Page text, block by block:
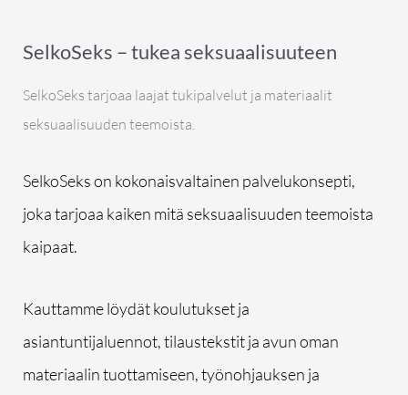
SelkoSeks – tukea seksuaalisuuteen
SelkoSeks tarjoaa laajat tukipalvelut ja materiaalit
seksuaalisuuden teemoista.
SelkoSeks on kokonaisvaltainen palvelukonsepti,
joka tarjoaa kaiken mitä seksuaalisuuden teemoista
kaipaat.
Kauttamme löydät koulutukset ja
asiantuntijaluennot, tilaustekstit ja avun oman
materiaalin tuottamiseen, työnohjauksen ja